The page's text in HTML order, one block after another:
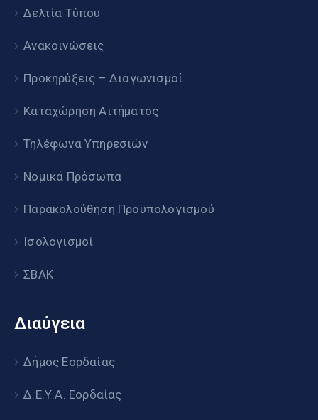
Δελτία Τύπου
Ανακοινώσεις
Προκηρύξεις – Διαγωνισμοί
Καταχώρηση Αιτήματος
Τηλέφωνα Υπηρεσιών
Νομικά Πρόσωπα
Παρακολούθηση Προϋπολογισμού
Ισολογισμοί
ΣΒΑΚ
Διαύγεια
Δήμος Εορδαίας
Δ.Ε.Υ.Α. Εορδαίας